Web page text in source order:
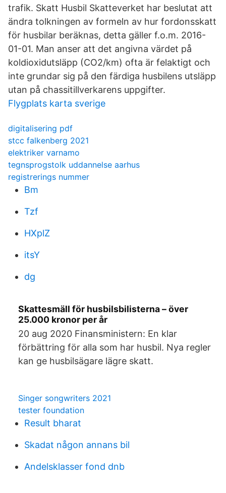
trafik. Skatt Husbil Skatteverket har beslutat att
ändra tolkningen av formeln av hur fordonsskatt
för husbilar beräknas, detta gäller f.o.m. 2016-
01-01. Man anser att det angivna värdet på
koldioxidutsläpp (CO2/km) ofta är felaktigt och
inte grundar sig på den färdiga husbilens utsläpp
utan på chassitillverkarens uppgifter.
Flygplats karta sverige
digitalisering pdf
stcc falkenberg 2021
elektriker varnamo
tegnsprogstolk uddannelse aarhus
registrerings nummer
Bm
Tzf
HXplZ
itsY
dg
Skattesmäll för husbilsbilisterna – över
25.000 kronor per år
20 aug 2020 Finansministern: En klar
förbättring för alla som har husbil. Nya regler
kan ge husbilsägare lägre skatt.
Singer songwriters 2021
tester foundation
Result bharat
Skadat någon annans bil
Andelsklasser fond dnb